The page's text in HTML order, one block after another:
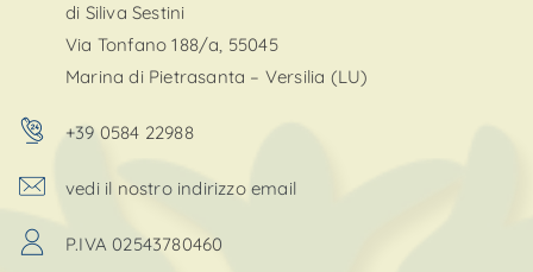
di Siliva Sestini
Via Tonfano 188/a, 55045
Marina di Pietrasanta – Versilia (LU)
+39 0584 22988
vedi il nostro indirizzo email
P.IVA 02543780460